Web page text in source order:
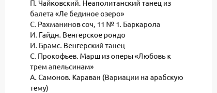
П. Чайковский. Неаполитанский танец из
балета «Ле бединое озеро»
С. Рахманинов соч, 11 № 1. Баркаролa
И. Гайдн. Венгерское рондо
И. Брамс. Венгерский танец
С. Прокофьев. Марш из оперы «Любовь к
трем апельсинам»
А. Самонов. Караван (Вариации на арабскую
тему)